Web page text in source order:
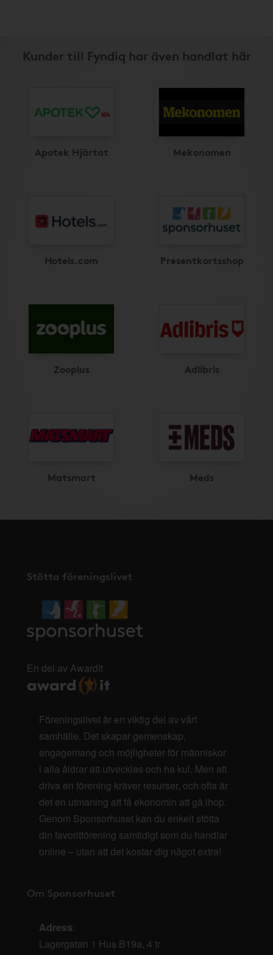
Kunder till Fyndiq har även handlat här
Apotek Hjärtat Mekonomen
Hotels.com Presentkortsshop
Zooplus Adlibris
Matsmart Meds
Stötta föreningslivet
En del av AwardIt
Föreningslivet är en viktig del av vårt
samhälle. Det skapar gemenskap,
engagemang och möjligheter för människor
i alla åldrar att utvecklas och ha kul. Men att
driva en förening kräver resurser, och ofta är
det en utmaning att få ekonomin att gå ihop.
Genom Sponsorhuset kan du enkelt stötta
din favoritförening samtidigt som du handlar
online – utan att det kostar dig något extra!
Om Sponsorhuset
Adress:
Lagergatan 1 Hus B19a, 4 tr